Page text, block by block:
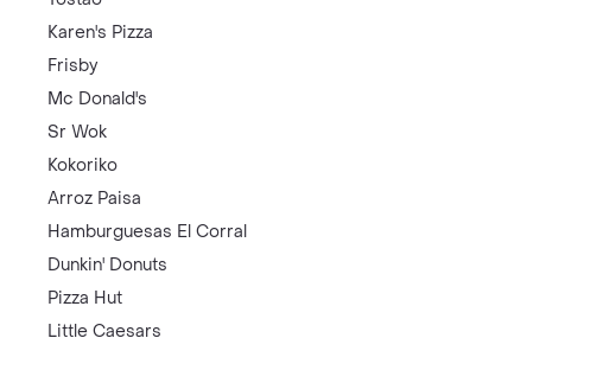
Karen's Pizza
Frisby
Mc Donald's
Sr Wok
Kokoriko
Arroz Paisa
Hamburguesas El Corral
Dunkin' Donuts
Pizza Hut
Little Caesars